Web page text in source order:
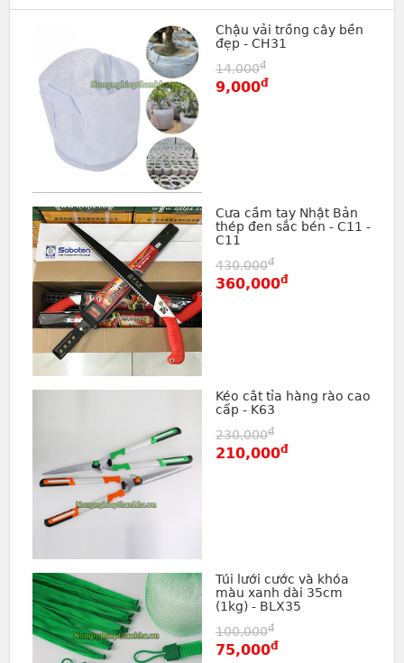
Chậu vải trồng cây bền
đẹp - CH31
14,000đ
9,000đ
Cưa cầm tay Nhật Bản
thép đen sắc bén - C11 -
C11
430,000đ
360,000đ
Kéo cắt tỉa hàng rào cao
cấp - K63
230,000đ
210,000đ
Túi lưới cước và khóa
màu xanh dài 35cm
(1kg) - BLX35
100,000đ
75,000đ